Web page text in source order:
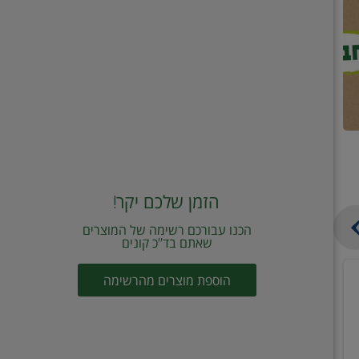
הזמן שלכם יקר!
הכנו עבורכם רשימה של המוצרים
שאתם בד"כ קונים
הוספת מוצרים מהרשימה